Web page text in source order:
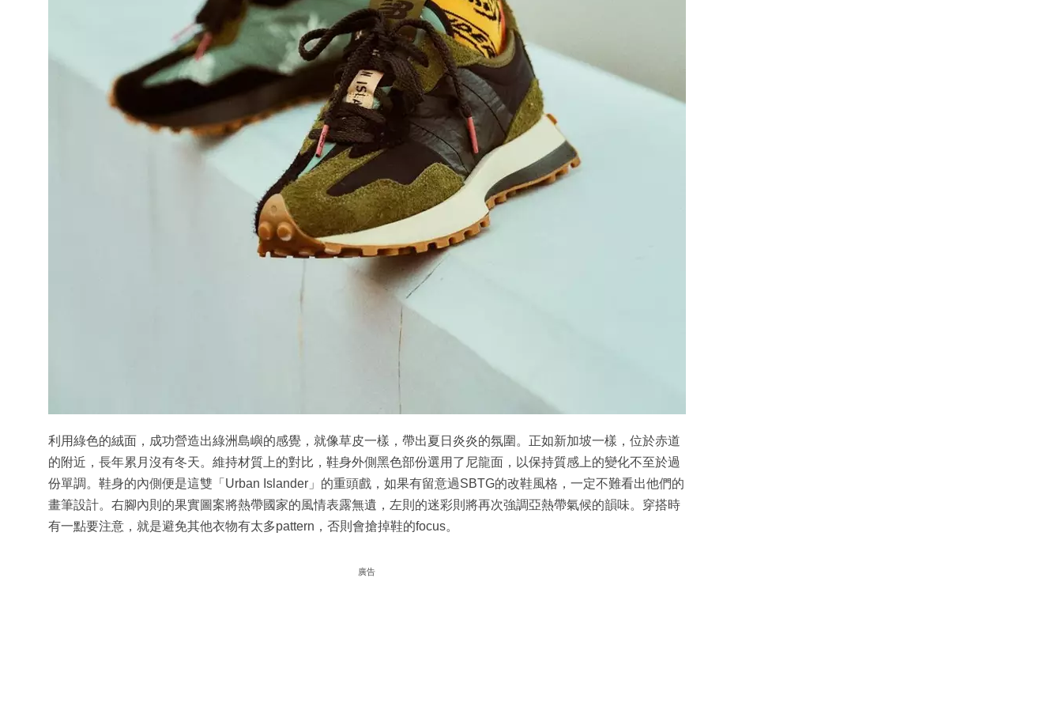
利用綠色的絨面，成功營造出綠洲島嶼的感覺，就像草皮一樣，帶出夏日炎炎的氛圍。正如新加坡一樣，位於赤道
的附近，長年累月沒有冬天。維持材質上的對比，鞋身外側黑色部份選用了尼龍面，以保持質感上的變化不至於過
份單調。鞋身的內側便是這雙「Urban Islander」的重頭戲，如果有留意過SBTG的改鞋風格，一定不難看出他們的
畫筆設計。右腳內則的果實圖案將熱帶國家的風情表露無遺，左則的迷彩則將再次強調亞熱帶氣候的韻味。穿搭時
有一點要注意，就是避免其他衣物有太多pattern，否則會搶掉鞋的focus。
廣告